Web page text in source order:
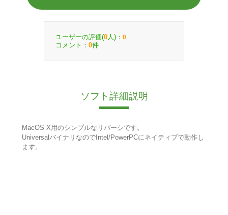
ユーザーの評価(0 人)： 0
コメント： 0件
ソフト詳細説明
MacOS X用のシンプルなリバーシです。
UniversalバイナリなのでIntel/PowerPCにネイティブで動作し
ます。